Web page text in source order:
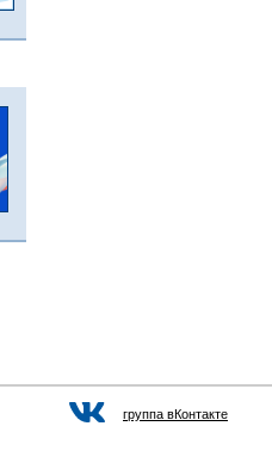
группа вКонтакте